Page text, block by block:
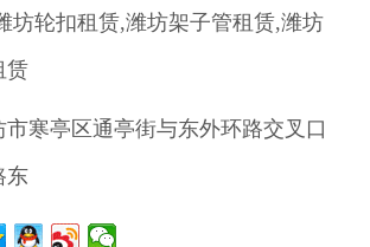
坊轮扣租赁,潍坊架子管租赁,潍坊
赁
市寒亭区通亭街与东外环路交叉口
东